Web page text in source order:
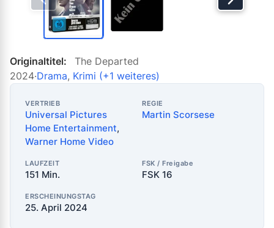
Originaltitel:
The Departed
2024·Drama, Krimi (+1 weiteres)
VERTRIEB
Universal Pictures
Home Entertainment,
Warner Home Video
REGIE
Martin Scorsese
LAUFZEIT
151 Min.
FSK / Freigabe
FSK 16
ERSCHEINUNGSTAG
25. April 2024